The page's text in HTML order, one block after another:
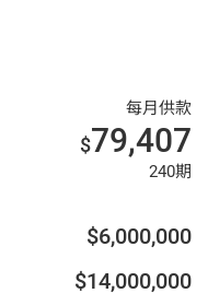
每月供款
$79,407
240期
$6,000,000
$14,000,000